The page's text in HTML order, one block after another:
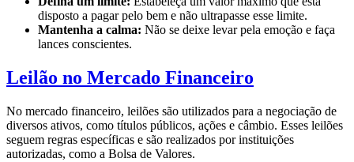
disposto a pagar pelo bem e não ultrapasse esse limite.
Mantenha a calma: Não se deixe levar pela emoção e faça
lances conscientes.
Leilão no Mercado Financeiro
No mercado financeiro, leilões são utilizados para a negociação de
diversos ativos, como títulos públicos, ações e câmbio. Esses leilões
seguem regras específicas e são realizados por instituições
autorizadas, como a Bolsa de Valores.